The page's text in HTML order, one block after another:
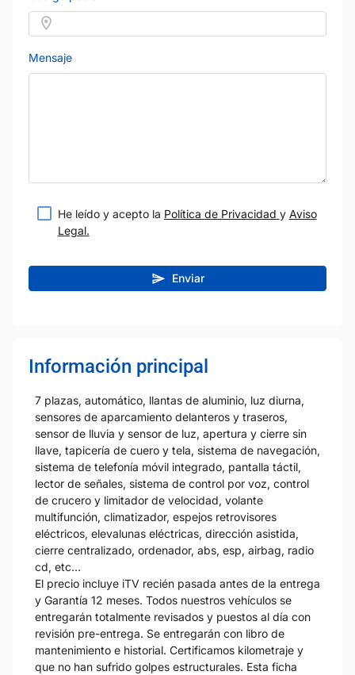
Mensaje
He leído y acepto la Política de Privacidad y Aviso
Legal.
Enviar
Información principal
7 plazas, automático, llantas de aluminio, luz diurna,
sensores de aparcamiento delanteros y traseros,
sensor de lluvia y sensor de luz, apertura y cierre sin
llave, tapicería de cuero y tela, sistema de navegación,
sistema de telefonía móvil integrado, pantalla táctil,
lector de señales, sistema de control por voz, control
de crucero y limitador de velocidad, volante
multifunción, climatizador, espejos retrovisores
eléctricos, elevalunas eléctricas, dirección asistida,
cierre centralizado, ordenador, abs, esp, airbag, radio
cd, etc…
El precio incluye iTV recién pasada antes de la entrega
y Garantía 12 meses. Todos nuestros vehículos se
entregarán totalmente revisados y puestos al día con
revisión pre-entrega. Se entregarán con libro de
mantenimiento e historial. Certificamos kilometraje y
que no han sufrido golpes estructurales. Esta ficha